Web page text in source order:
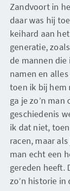
Zandvoort in
daar was hij
keihard aan
generatie,
de mannen die
namen en
toen ik bij hem
ga je zo’n
geschiedenis
ik dat niet,
racen, maar
man echt een
gereden heeft.
zo’n historie